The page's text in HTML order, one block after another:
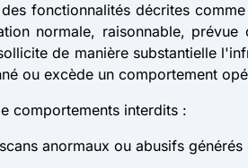
fonctionnalités décrites
normale, raisonnable,
de manière substantielle
ou excède un comportement
comportements interdits :
anormaux ou abusifs